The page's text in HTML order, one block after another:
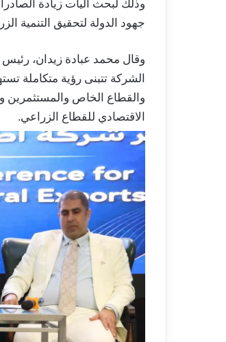
وذلك لبحث آليات زيادة
جهود الدولة لتحقيق التنمية
وقال محمد عبادة زيدان، رئيس
الشركة تتبنى رؤية متكاملة
والقطاع الخاص والمستثمرين
الاقتصادي للقطاع الزراعي.